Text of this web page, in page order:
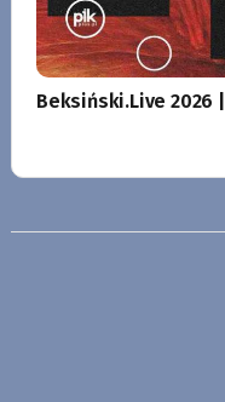
Beksiński.Live 2026